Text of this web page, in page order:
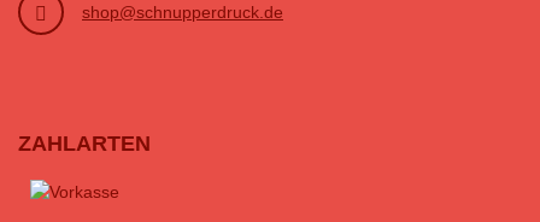
shop@schnupperdruck.de
ZAHLARTEN